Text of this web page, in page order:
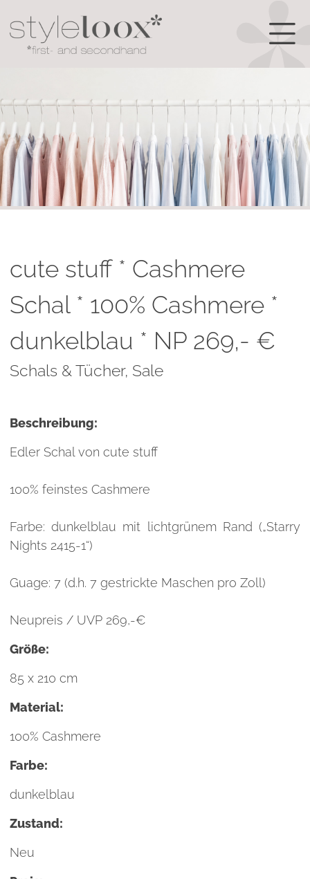
cute stuff * Cashmere
Schal * 100% Cashmere *
dunkelblau * NP 269,- €
Schals & Tücher, Sale
Beschreibung:
Edler Schal von cute stuff
100% feinstes Cashmere
Farbe: dunkelblau mit lichtgrünem Rand („Starry
Nights 2415-1“)
Guage: 7 (d.h. 7 gestrickte Maschen pro Zoll)
Neupreis / UVP 269,-€
Größe:
85 x 210 cm
Material:
100% Cashmere
Farbe:
dunkelblau
Zustand:
Neu